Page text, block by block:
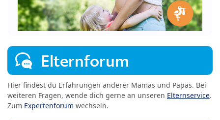
Elternforum
Hier findest du Erfahrungen anderer Mamas und Papas. Bei
weiteren Fragen, wende dich gerne an unseren Elternservice.
Zum Expertenforum wechseln.